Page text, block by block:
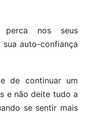
nos seus
sua auto-confiança
de continuar um
e não deite tudo a
se sentir mais